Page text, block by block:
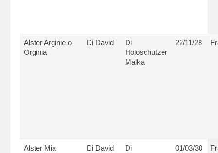
Alster Arginie o
Orginia
Di David
Di
Holoschutzer
Malka
22/11/28
Alster Mia Di David
Di
01/03/30